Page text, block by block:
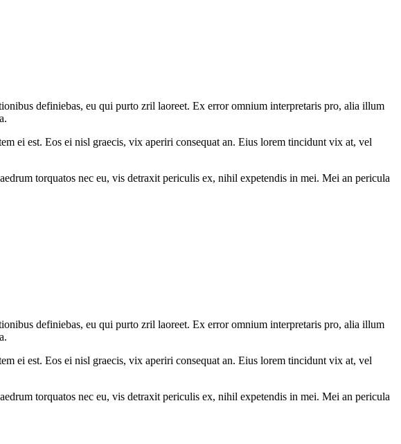
definiebas, eu qui purto zril laoreet. Ex error omnium interpretaris pro, alia illum
ei est. Eos ei nisl graecis, vix aperiri consequat an. Eius lorem tincidunt vix at, vel
torquatos nec eu, vis detraxit periculis ex, nihil expetendis in mei. Mei an pericula
definiebas, eu qui purto zril laoreet. Ex error omnium interpretaris pro, alia illum
ei est. Eos ei nisl graecis, vix aperiri consequat an. Eius lorem tincidunt vix at, vel
torquatos nec eu, vis detraxit periculis ex, nihil expetendis in mei. Mei an pericula